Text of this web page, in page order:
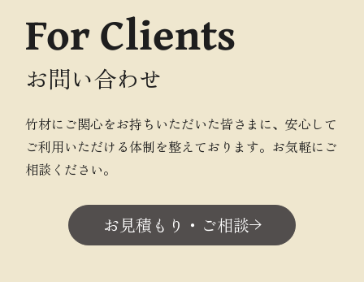
For Clients
お問い合わせ
竹材にご関心をお持ちいただいた皆さまに、安心して
ご利用いただける体制を整えております。お気軽にご
相談ください。
お見積もり・ご相談